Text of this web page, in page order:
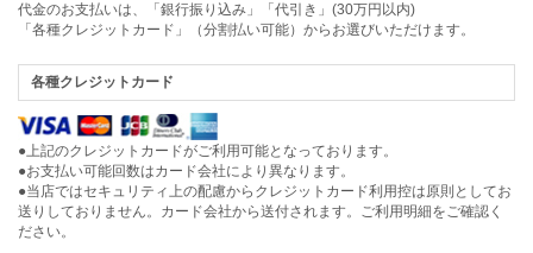
代金のお支払いは、「銀行振り込み」「代引き」(30万円以内)
「各種クレジットカード」（分割払い可能）からお選びいただけます。
各種クレジットカード
●上記のクレジットカードがご利用可能となっております。
●お支払い可能回数はカード会社により異なります。
●当店ではセキュリティ上の配慮からクレジットカード利用控は原則としてお
送りしておりません。カード会社から送付されます。ご利用明細をご確認く
ださい。